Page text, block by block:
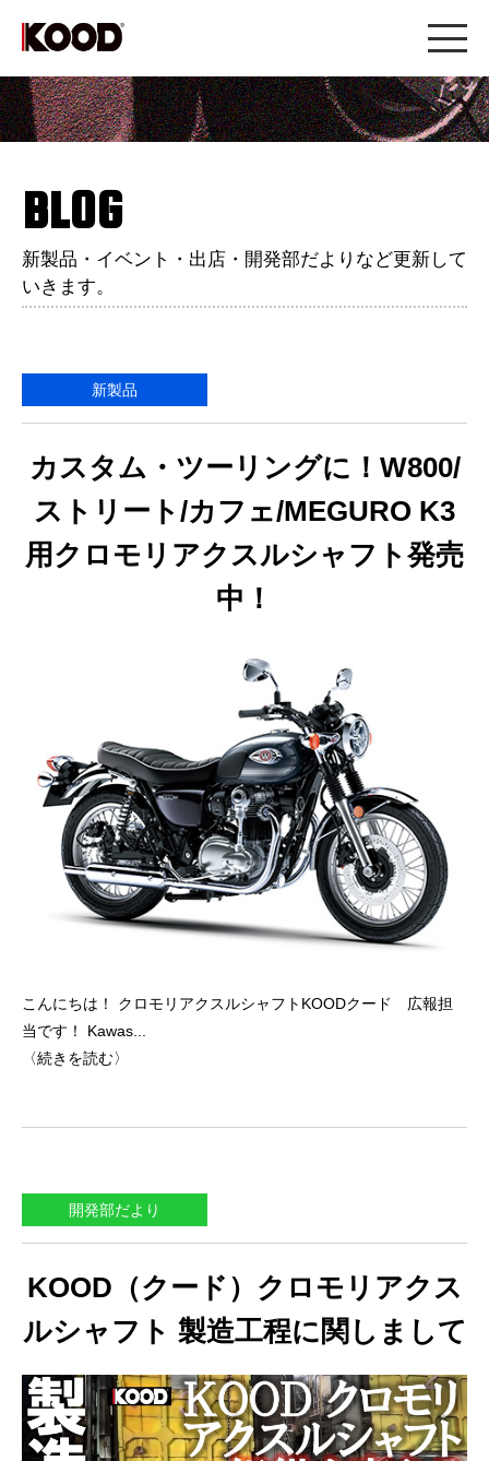
BLOG
新製品・イベント・出店・開発部だよりなど更新して
いきます。
新製品
カスタム・ツーリングに！W800/
ストリート/カフェ/MEGURO K3
用クロモリアクスルシャフト発売
中！
こんにちは！ クロモリアクスルシャフトKOODクード 広報担
当です！ Kawas...
〈続きを読む〉
開発部だより
KOOD（クード）クロモリアクス
ルシャフト 製造工程に関しまして